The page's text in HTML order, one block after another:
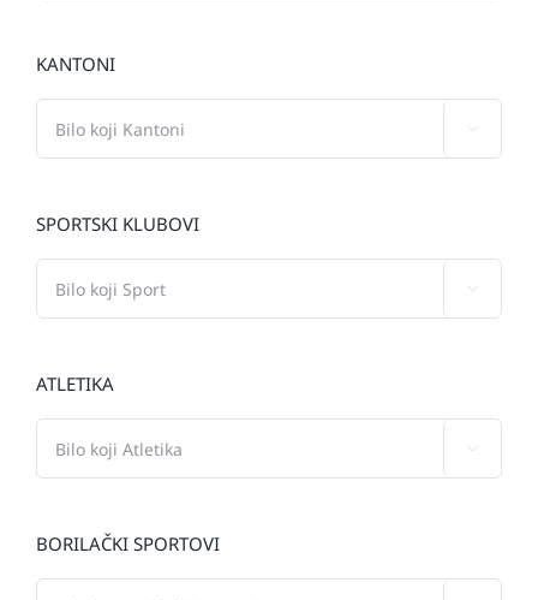
KANTONI
SPORTSKI KLUBOVI
ATLETIKA
BORILAČKI SPORTOVI